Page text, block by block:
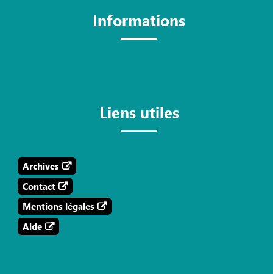
Informations
Liens utiles
Archives
Contact
Mentions légales
Aide